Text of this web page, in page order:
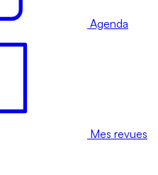
Agenda
Mes revues